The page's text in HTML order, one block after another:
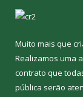
Muito mais que
Realizamos uma
contrato que
pública serão